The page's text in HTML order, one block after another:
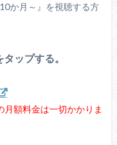
か月～』を視聴する方
ップする。
額料金は一切かかりま